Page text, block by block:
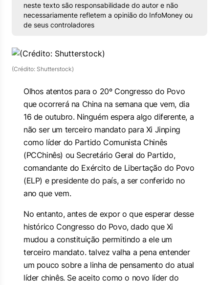
neste texto são responsabilidade do autor e não
necessariamente refletem a opinião do InfoMoney ou
de seus controladores
(Crédito: Shutterstock)
Olhos atentos para o 20º Congresso do Povo
que ocorrerá na China na semana que vem, dia
16 de outubro. Ninguém espera algo diferente, a
não ser um terceiro mandato para Xi Jinping
como líder do Partido Comunista Chinês
(PCChinês) ou Secretário Geral do Partido,
comandante do Exército de Libertação do Povo
(ELP) e presidente do país, a ser conferido no
ano que vem.
No entanto, antes de expor o que esperar desse
histórico Congresso do Povo, dado que Xi
mudou a constituição permitindo a ele um
terceiro mandato. talvez valha a pena entender
um pouco sobre a linha de pensamento do atual
líder chinês. Se aceito como o novo líder do